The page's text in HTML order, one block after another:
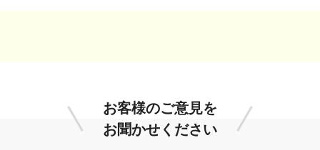
お客様のご意見を
お聞かせください